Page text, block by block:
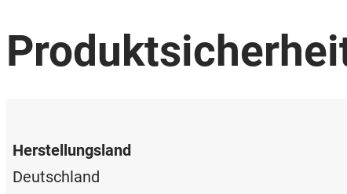
Herstellungsland
Deutschland